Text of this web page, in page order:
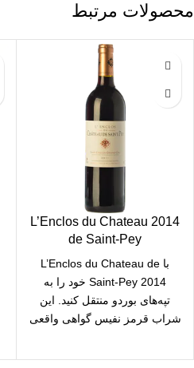
محصولات مرتبط
2014 L’Enclos du Chateau
de Saint-Pey
با L’Enclos du Chateau de
Saint-Pey 2014 خود را به
تپه‌های بوردو منتقل کنید. این
شراب قرمز نفیس گواهی واقعی